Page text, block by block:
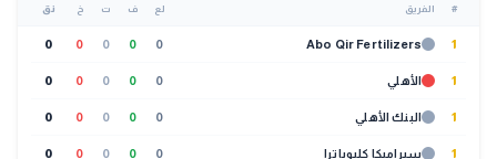
# الفريق لع ف ت خ نق
1
Abo Qir Fertilizers
0
0
0
0
0
1 الأهلي 0
0
0
0
0
1 البنك الأهلي 0
0
0
0
0
1 سيراميكا كليوباترا 0
0
0
0
0